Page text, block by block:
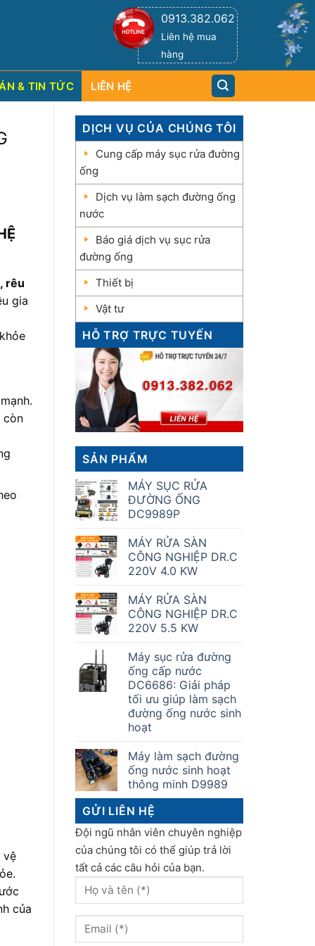
0913.382.062
Liên hệ mua
hàng
& TIN TỨC LIÊN HỆ
rêu
gia
còn
vệ
của
DỊCH VỤ CỦA CHÚNG TÔI
Cung cấp máy sục rửa đường
ống
Dịch vụ làm sạch đường ống
nước
Báo giá dịch vụ sục rửa
đường ống
Thiết bị
Vật tư
HỖ TRỢ TRỰC TUYẾN
SẢN PHẨM
MÁY SỤC RỬA
ĐƯỜNG ỐNG
DC9989P
MÁY RỬA SÀN
CÔNG NGHIỆP DR.C
220V 4.0 KW
MÁY RỬA SÀN
CÔNG NGHIỆP DR.C
220V 5.5 KW
Máy sục rửa đường
ống cấp nước
DC6686: Giải pháp
tối ưu giúp làm sạch
đường ống nước sinh
hoạt
Máy làm sạch đường
ống nước sinh hoạt
thông minh D9989
GỬI LIÊN HỆ
Đội ngũ nhân viên chuyên nghiệp
của chúng tôi có thể giúp trả lời
tất cả các câu hỏi của bạn.